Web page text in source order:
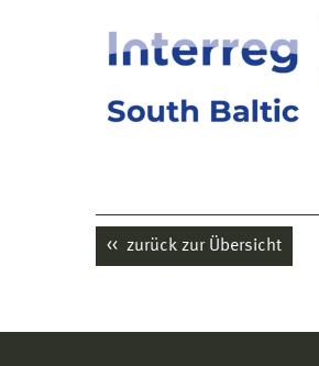
zurück zur Übersicht